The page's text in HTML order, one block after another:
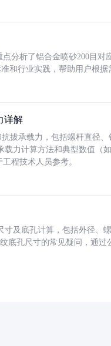
分析了铝合金喷砂200目对
和行业实践，帮助用户根据
详解
拔承载力，包括螺杆直径
载力计算方法和典型数值（
程技术人员参考。
寸及底孔计算，包括外径、
纹底孔尺寸的常见疑问，通